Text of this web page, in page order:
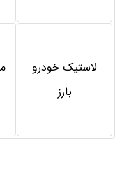
لاستیک خودرو
بارز